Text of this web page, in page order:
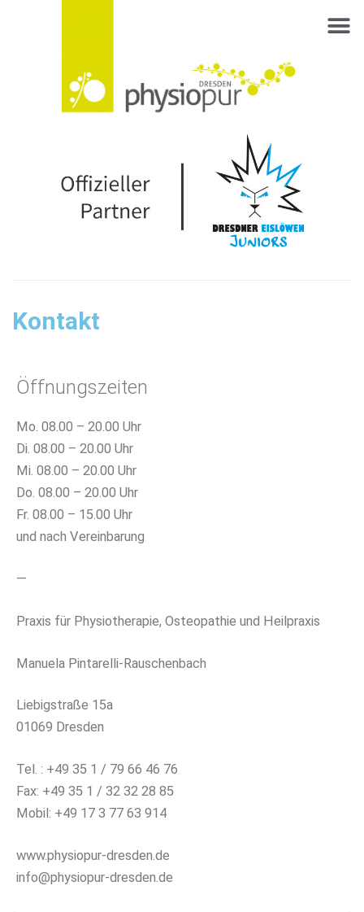
Kontakt
Öffnungszeiten
Mo. 08.00 – 20.00 Uhr
Di. 08.00 – 20.00 Uhr
Mi. 08.00 – 20.00 Uhr
Do. 08.00 – 20.00 Uhr
Fr. 08.00 – 15.00 Uhr
und nach Vereinbarung
—
Praxis für Physiotherapie, Osteopathie und Heilpraxis
Manuela Pintarelli-Rauschenbach
Liebigstraße 15a
01069 Dresden
Tel. : +49 35 1 / 79 66 46 76
Fax: +49 35 1 / 32 32 28 85
Mobil: +49 17 3 77 63 914
www.physiopur-dresden.de
info@physiopur-dresden.de